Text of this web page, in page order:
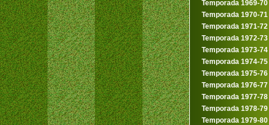
Temporada 1969-70
Temporada 1970-71
Temporada 1971-72
Temporada 1972-73
Temporada 1973-74
Temporada 1974-75
Temporada 1975-76
Temporada 1976-77
Temporada 1977-78
Temporada 1978-79
Temporada 1979-80